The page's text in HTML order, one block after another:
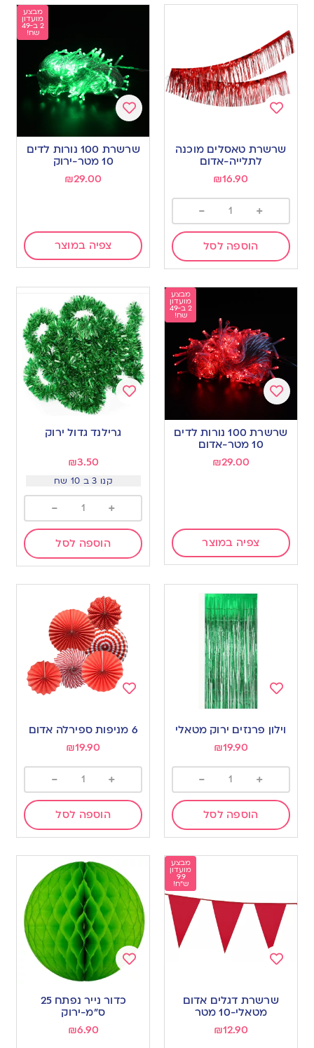
to
wishlist
שרשרת טאסלים מוכנה
לתלייה-אדום
₪16.90
+
-
הוספה לסל
מבצע
מועדון
2 ב-49
שח!
to
wishlist
שרשרת 100 נורות לדים
10 מטר-ירוק
₪29.00
צפיה במוצר
מבצע
מועדון
2 ב-49
שח!
to
wishlist
שרשרת 100 נורות לדים
10 מטר-אדום
₪29.00
צפיה במוצר
גרילנד גדול ירוק
₪3.50
קנו 3 ב 10 שח
+
-
הוספה לסל
to
wishlist
וילון פרנזים ירוק מטאלי
₪19.90
+
-
הוספה לסל
to
wishlist
6 מניפות ספירלה אדום
₪19.90
+
-
הוספה לסל
מבצע
מועדון
9.9
ש"ח!
wishlist
שרשרת דגלים אדום
מטאלי-10 מטר
₪12.90
wishlist
כדור נייר נפתח 25
ס”מ-ירוק
₪6.90